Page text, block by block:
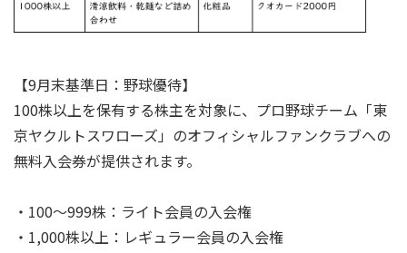
【9月末基準日：野球優待】
100株以上を保有する株主を対象に、プロ野球チーム「東
京ヤクルトスワローズ」のオフィシャルファンクラブへの
無料入会券が提供されます。
・100～999株：ライト会員の入会権
・1,000株以上：レギュラー会員の入会権